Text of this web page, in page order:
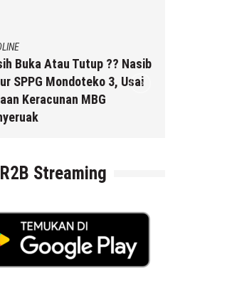
Buka Atau Tutup ?? Nasib
SPPG Mondoteko 3, Usai
Keracunan MBG
R2B Streaming